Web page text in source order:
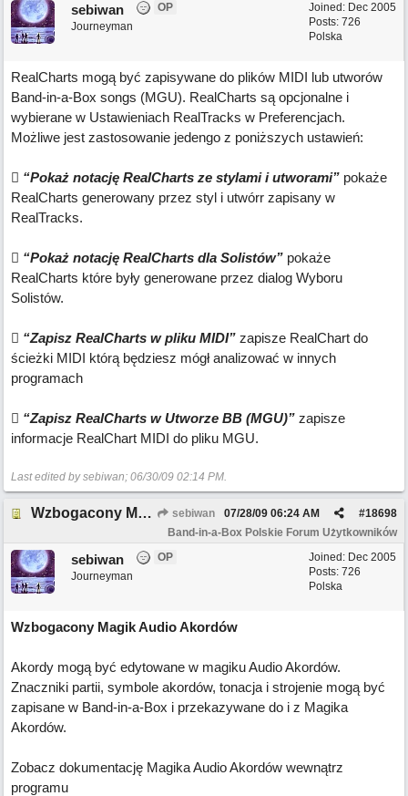
Joined: Dec 2005
Posts: 726
Polska
sebiwan
OP
Journeyman
RealCharts mogą być zapisywane do plików MIDI lub utworów
Band-in-a-Box songs (MGU). RealCharts są opcjonalne i
wybierane w Ustawieniach RealTracks w Preferencjach.
Możliwe jest zastosowanie jedengo z poniższych ustawień:
 “Pokaż notację RealCharts ze stylami i utworami” pokaże
RealCharts generowany przez styl i utwórr zapisany w
RealTracks.
 “Pokaż notację RealCharts dla Solistów” pokaże
RealCharts które były generowane przez dialog Wyboru
Solistów.
 “Zapisz RealCharts w pliku MIDI” zapisze RealChart do
ścieżki MIDI którą będziesz mógł analizować w innych
programach
 “Zapisz RealCharts w Utworze BB (MGU)” zapisze
informacje RealChart MIDI do pliku MGU.
Last edited by sebiwan; 06/30/09 02:14 PM.
Wzbogacony Magik Audio Akordów sebiwan #18698
07/28/09 06:24 AM
Band-in-a-Box Polskie Forum Użytkowników
Joined: Dec 2005
Posts: 726
Polska
sebiwan
OP
Journeyman
Wzbogacony Magik Audio Akordów
Akordy mogą być edytowane w magiku Audio Akordów.
Znaczniki partii, symbole akordów, tonacja i strojenie mogą być
zapisane w Band-in-a-Box i przekazywane do i z Magika
Akordów.
Zobacz dokumentację Magika Audio Akordów wewnątrz
programu